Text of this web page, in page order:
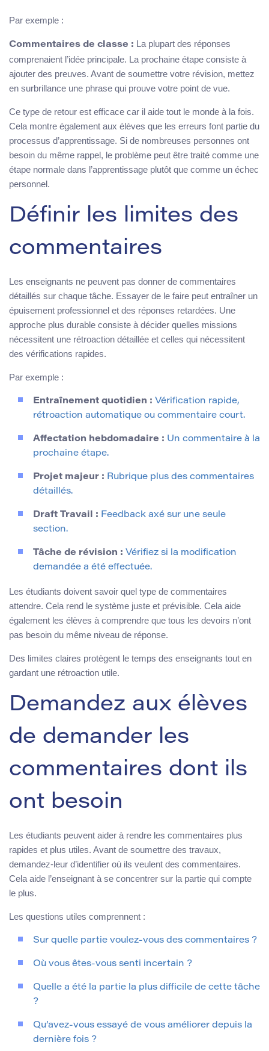
Par exemple :
Commentaires de classe : La plupart des réponses
comprenaient l’idée principale. La prochaine étape consiste à
ajouter des preuves. Avant de soumettre votre révision, mettez
en surbrillance une phrase qui prouve votre point de vue.
Ce type de retour est efficace car il aide tout le monde à la fois.
Cela montre également aux élèves que les erreurs font partie du
processus d’apprentissage. Si de nombreuses personnes ont
besoin du même rappel, le problème peut être traité comme une
étape normale dans l’apprentissage plutôt que comme un échec
personnel.
Définir les limites des
commentaires
Les enseignants ne peuvent pas donner de commentaires
détaillés sur chaque tâche. Essayer de le faire peut entraîner un
épuisement professionnel et des réponses retardées. Une
approche plus durable consiste à décider quelles missions
nécessitent une rétroaction détaillée et celles qui nécessitent
des vérifications rapides.
Par exemple :
Entraînement quotidien : Vérification rapide,
rétroaction automatique ou commentaire court.
Affectation hebdomadaire : Un commentaire à la
prochaine étape.
Projet majeur : Rubrique plus des commentaires
détaillés.
Draft Travail : Feedback axé sur une seule
section.
Tâche de révision : Vérifiez si la modification
demandée a été effectuée.
Les étudiants doivent savoir quel type de commentaires
attendre. Cela rend le système juste et prévisible. Cela aide
également les élèves à comprendre que tous les devoirs n’ont
pas besoin du même niveau de réponse.
Des limites claires protègent le temps des enseignants tout en
gardant une rétroaction utile.
Demandez aux élèves
de demander les
commentaires dont ils
ont besoin
Les étudiants peuvent aider à rendre les commentaires plus
rapides et plus utiles. Avant de soumettre des travaux,
demandez-leur d’identifier où ils veulent des commentaires.
Cela aide l’enseignant à se concentrer sur la partie qui compte
le plus.
Les questions utiles comprennent :
Sur quelle partie voulez-vous des commentaires ?
Où vous êtes-vous senti incertain ?
Quelle a été la partie la plus difficile de cette tâche
?
Qu’avez-vous essayé de vous améliorer depuis la
dernière fois ?